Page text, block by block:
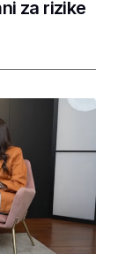
za rizike